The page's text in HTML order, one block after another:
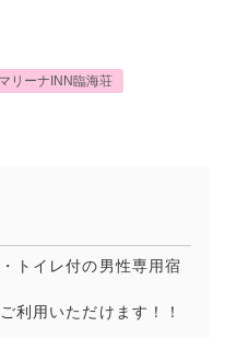
リーナINN臨海荘
トイレ付の男性専用宿
利用いただけます！！